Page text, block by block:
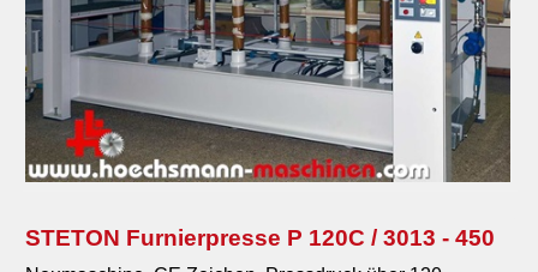
STETON Furnierpresse P 120C / 3013 - 450